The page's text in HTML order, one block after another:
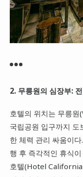
2. 무릉원의 심장부:
호텔의 위치는 무릉
국립공원 입구까지 도
한 체력 관리 싸움이
행 후 즉각적인 휴식
호텔(Hotel